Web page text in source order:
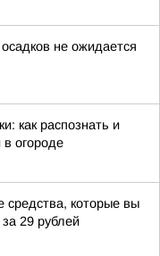
не ожидается
как распознать и
в огороде
средства, которые вы
29 рублей